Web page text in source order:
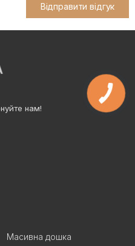
Відправити відгук
нам!
Масивна дошка